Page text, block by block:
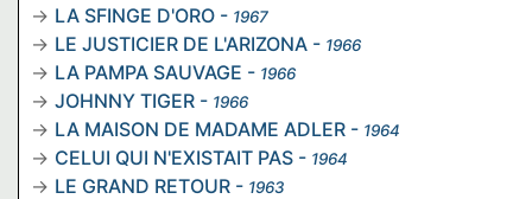
LA SFINGE D'ORO - 1967
LE JUSTICIER DE L'ARIZONA - 1966
LA PAMPA SAUVAGE - 1966
JOHNNY TIGER - 1966
LA MAISON DE MADAME ADLER - 1964
CELUI QUI N'EXISTAIT PAS - 1964
LE GRAND RETOUR - 1963